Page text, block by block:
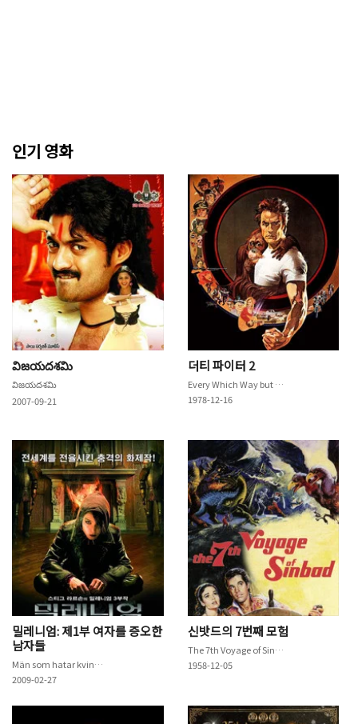
인기 영화
విజయదశమి
విజయదశమి
2007-09-21
더티 파이터 2
Every Which Way but Loose
1978-12-16
밀레니엄: 제1부 여자를 증오한
남자들
Män som hatar kvinnor
2009-02-27
신밧드의 7번째 모험
The 7th Voyage of Sinbad
1958-12-05